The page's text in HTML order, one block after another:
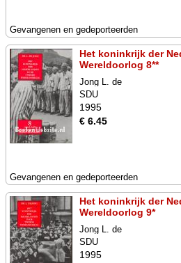
Gevangenen en gedeporteerden
Het koninkrijk der
Wereldoorlog 8**
Jong L. de
SDU
1995
€ 6.45
Gevangenen en gedeporteerden
Het koninkrijk der
Wereldoorlog 9*
Jong L. de
SDU
1995